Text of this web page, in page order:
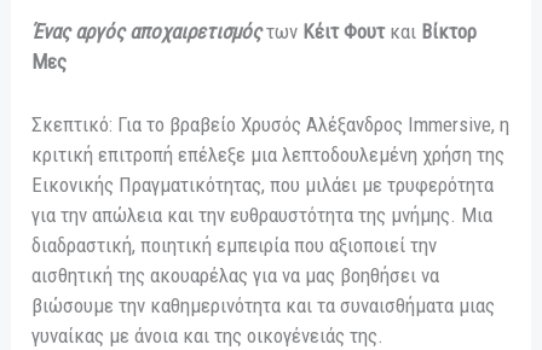
Ένας αργός αποχαιρετισμόςτων Κέιτ Φουτ και Βίκτορ
Μες
Σκεπτικό: Για το βραβείο Χρυσός Αλέξανδρος Immersive, η
κριτική επιτροπή επέλεξε μια λεπτοδουλεμένη χρήση της
Εικονικής Πραγματικότητας, που μιλάει με τρυφερότητα
για την απώλεια και την ευθραυστότητα της μνήμης. Μια
διαδραστική, ποιητική εμπειρία που αξιοποιεί την
αισθητική της ακουαρέλας για να μας βοηθήσει να
βιώσουμε την καθημερινότητα και τα συναισθήματα μιας
γυναίκας με άνοια και της οικογένειάς της.